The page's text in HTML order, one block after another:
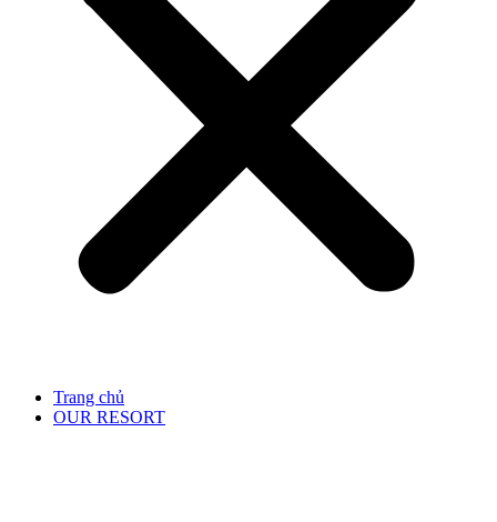
Trang chủ
OUR RESORT